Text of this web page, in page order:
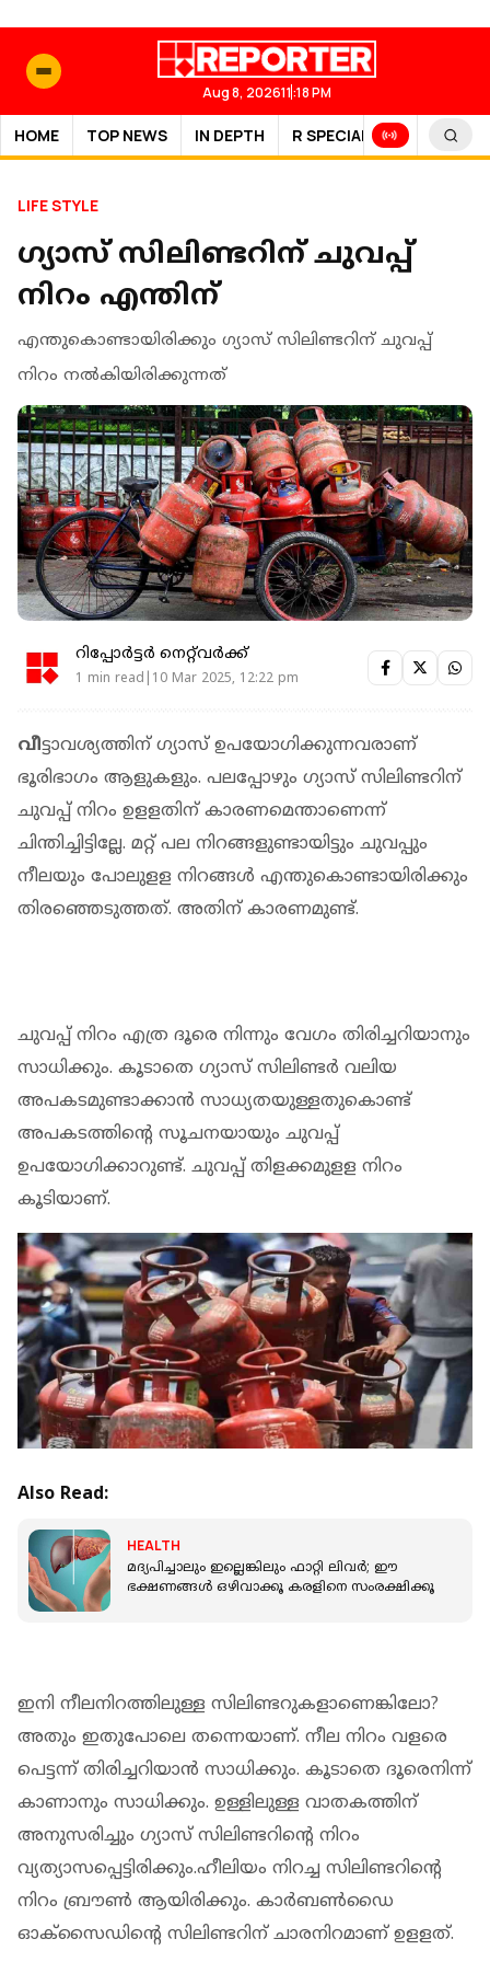
Aug 8, 202611:18 PM
HOME TOP NEWS IN DEPTH R SPECIAL SPORTS
LIFE STYLE
ഗ്യാസ് സിലിണ്ടറിന് ചുവപ്പ്
നിറം എന്തിന്
എന്തുകൊണ്ടായിരിക്കും ഗ്യാസ് സിലിണ്ടറിന് ചുവപ്പ്
നിറം നല്‍കിയിരിക്കുന്നത്
റിപ്പോർട്ടർ നെറ്റ്‌വര്‍ക്ക്‌
1 min read|10 Mar 2025, 12:22 pm
വീട്ടാവശ്യത്തിന് ഗ്യാസ് ഉപയോഗിക്കുന്നവരാണ്
ഭൂരിഭാഗം ആളുകളും. പലപ്പോഴും ഗ്യാസ് സിലിണ്ടറിന്
ചുവപ്പ് നിറം ഉളളതിന് കാരണമെന്താണെന്ന്
ചിന്തിച്ചിട്ടില്ലേ. മറ്റ് പല നിറങ്ങളുണ്ടായിട്ടും ചുവപ്പും
നീലയും പോലുളള നിറങ്ങള്‍ എന്തുകൊണ്ടായിരിക്കും
തിരഞ്ഞെടുത്തത്. അതിന് കാരണമുണ്ട്.
ചുവപ്പ് നിറം എത്ര ദൂരെ നിന്നും വേഗം തിരിച്ചറിയാനും
സാധിക്കും. കൂടാതെ ഗ്യാസ് സിലിണ്ടര്‍ വലിയ
അപകടമുണ്ടാക്കാന്‍ സാധ്യതയുള്ളതുകൊണ്ട്
അപകടത്തിന്റെ സൂചനയായും ചുവപ്പ്
ഉപയോഗിക്കാറുണ്ട്. ചുവപ്പ് തിളക്കമുളള നിറം
കൂടിയാണ്.
Also Read:
HEALTH
മദ്യപിച്ചാലും ഇല്ലെങ്കിലും ഫാറ്റി ലിവര്‍; ഈ
ഭക്ഷണങ്ങള്‍ ഒഴിവാക്കൂ കരളിനെ സംരക്ഷിക്കൂ
ഇനി നീലനിറത്തിലുള്ള സിലിണ്ടറുകളാണെങ്കിലോ?
അതും ഇതുപോലെ തന്നെയാണ്. നീല നിറം വളരെ
പെട്ടന്ന് തിരിച്ചറിയാന്‍ സാധിക്കും. കൂടാതെ ദൂരെനിന്ന്
കാണാനും സാധിക്കും. ഉള്ളിലുള്ള വാതകത്തിന്
അനുസരിച്ചും ഗ്യാസ് സിലിണ്ടറിന്റെ നിറം
വ്യത്യാസപ്പെട്ടിരിക്കും.ഹീലിയം നിറച്ച സിലിണ്ടറിന്റെ
നിറം ബ്രൗണ്‍ ആയിരിക്കും. കാര്‍ബണ്‍ഡൈ
ഓക്‌സൈഡിന്റെ സിലിണ്ടറിന് ചാരനിറമാണ് ഉളളത്.